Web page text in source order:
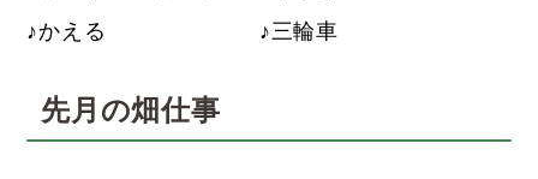
かえる
三輪車
先月の畑仕事